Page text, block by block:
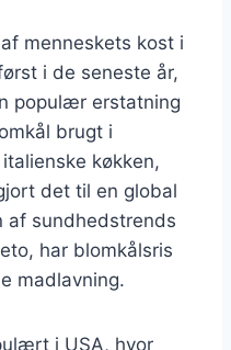
menneskets kost i
i de seneste år,
populær erstatning
brugt i
køkken,
det til en global
af sundhedstrends
har blomkålsris
madlavning.
i USA, hvor